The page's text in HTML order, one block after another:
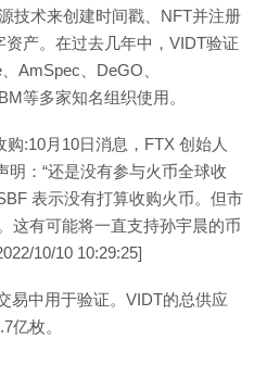
技术来创建时间戳、NFT并注册
产。在过去几年中，VIDT验证
AmSpec、DeGO、
等多家知名组织使用。
:10月10日消息，FTX 创始人
明：“还是没有参与火币全球收
表示没有打算收购火币。但市
这有可能将一直支持孙宇晨的币
10/10 10:29:25]
易中用于验证。VIDT的总供应
亿枚。